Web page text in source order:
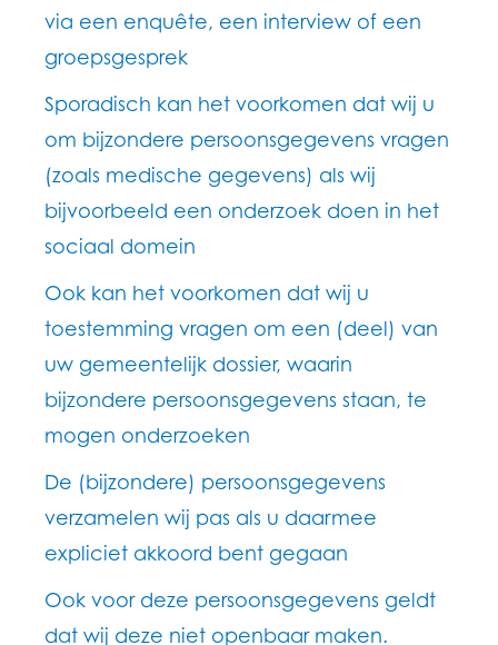
via een enquête, een interview of een
groepsgesprek
Sporadisch kan het voorkomen dat wij u
om bijzondere persoonsgegevens vragen
(zoals medische gegevens) als wij
bijvoorbeeld een onderzoek doen in het
sociaal domein
Ook kan het voorkomen dat wij u
toestemming vragen om een (deel) van
uw gemeentelijk dossier, waarin
bijzondere persoonsgegevens staan, te
mogen onderzoeken
De (bijzondere) persoonsgegevens
verzamelen wij pas als u daarmee
expliciet akkoord bent gegaan
Ook voor deze persoonsgegevens geldt
dat wij deze niet openbaar maken.